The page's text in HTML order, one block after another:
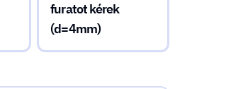
furatot kérek
(d=4mm)